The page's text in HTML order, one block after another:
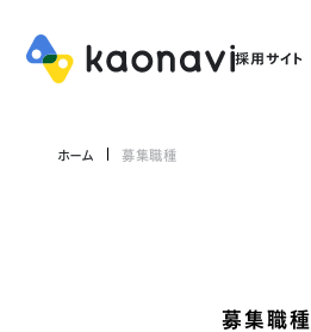
ホーム 募集職種
募集職種